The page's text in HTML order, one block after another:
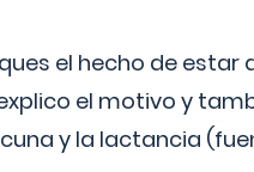
el hecho de
el motivo y
y la lactancia